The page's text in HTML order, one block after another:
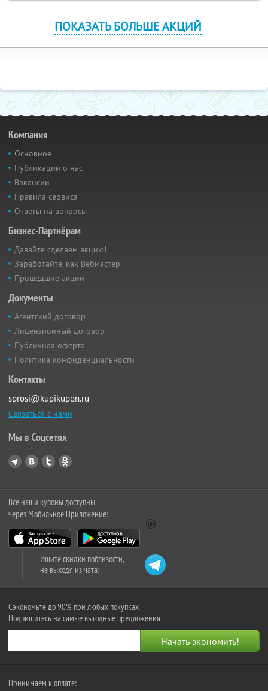
ПОКАЗАТЬ БОЛЬШЕ АКЦИЙ
Компания
Основное
Публикации о нас
Вакансии
Правила сервиса
Ответы на вопросы
Бизнес-Партнёрам
Давайте сделаем акцию!
Заработайте, как Вебмастер
Прошедшие акции
Документы
Агентский договор
Лицензионный договор
Публичная оферта
Политика конфиденциальности
Контакты
sprosi@kupikupon.ru
Связаться с нами
Мы в Соцсетях
Все наши купоны доступны
через Мобильное Приложение:
Ищите скидки поблизости,
не выходя из чата:
Сэкономьте до 90% при любых покупках
Подпишитесь на самые выгодные предложения
Принимаем к оплате: